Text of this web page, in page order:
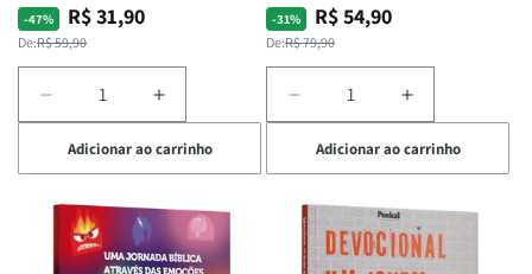
-47%
Preço
normal
De:R$ 59,90
Preço
promocional
R$ 31,90
Diminuir
a
quantidade
de
Devocional
Quarto
de
Aumentar
a
quantidade
de
Devocional
Quarto
de
Adicionar ao carrinho
-31%
Preço
normal
De:R$ 79,90
Preço
promocional
R$ 54,90
Diminuir
a
quantidade
de
Devocional
Café
com
Aumentar
a
quantidade
de
Devocional
Café
com
Adicionar ao carrinho